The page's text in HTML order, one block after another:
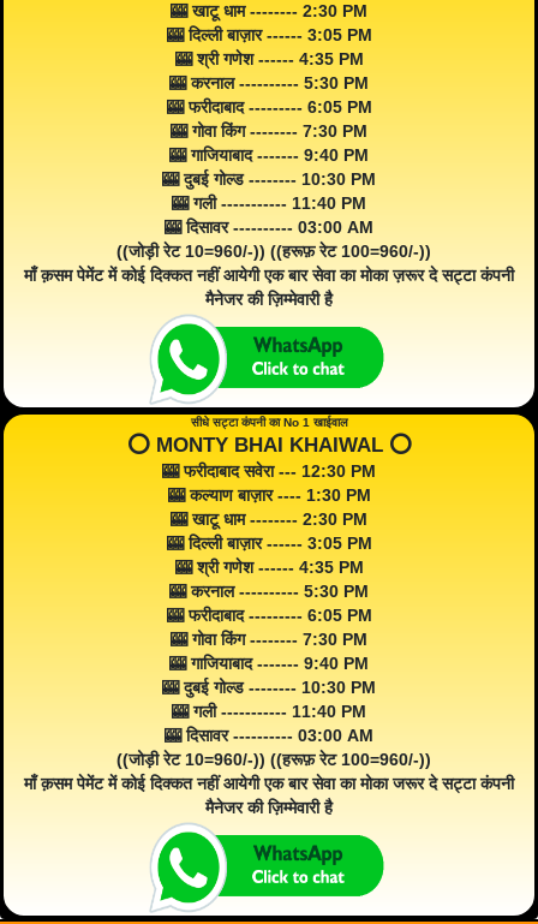
🎰 खाटू धाम -------- 2:30 PM
🎰 दिल्ली बाज़ार ------ 3:05 PM
🎰 श्री गणेश ------ 4:35 PM
🎰 करनाल ---------- 5:30 PM
🎰 फरीदाबाद --------- 6:05 PM
🎰 गोवा किंग -------- 7:30 PM
🎰 गाजियाबाद ------- 9:40 PM
🎰 दुबई गोल्ड -------- 10:30 PM
🎰 गली ----------- 11:40 PM
🎰 दिसावर ---------- 03:00 AM
((जोड़ी रेट 10=960/-)) ((हरूफ़ रेट 100=960/-))
माँ क़सम पेमेंट में कोई दिक्कत नहीं आयेगी एक बार सेवा का मोका ज़रूर दे सट्टा कंपनी
मैनेजर की ज़िम्मेवारी है
सीधे सट्टा कंपनी का No 1 खाईवाल
⭕️ MONTY BHAI KHAIWAL ⭕️
🎰 फरीदाबाद सवेरा --- 12:30 PM
🎰 कल्याण बाज़ार ---- 1:30 PM
🎰 खाटू धाम -------- 2:30 PM
🎰 दिल्ली बाज़ार ------ 3:05 PM
🎰 श्री गणेश ------ 4:35 PM
🎰 करनाल ---------- 5:30 PM
🎰 फरीदाबाद --------- 6:05 PM
🎰 गोवा किंग -------- 7:30 PM
🎰 गाजियाबाद ------- 9:40 PM
🎰 दुबई गोल्ड -------- 10:30 PM
🎰 गली ----------- 11:40 PM
🎰 दिसावर ---------- 03:00 AM
((जोड़ी रेट 10=960/-)) ((हरूफ़ रेट 100=960/-))
माँ क़सम पेमेंट में कोई दिक्कत नहीं आयेगी एक बार सेवा का मोका जरूर दे सट्टा कंपनी
मैनेजर की ज़िम्मेवारी है